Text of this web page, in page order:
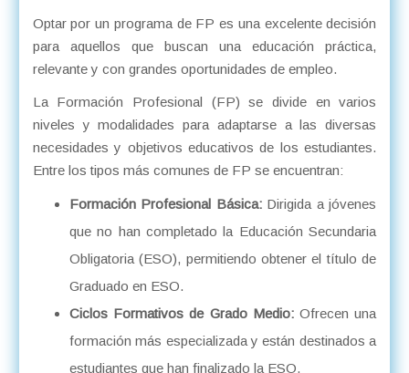
Optar por un programa de FP es una excelente decisión
para aquellos que buscan una educación práctica,
relevante y con grandes oportunidades de empleo.
La Formación Profesional (FP) se divide en varios
niveles y modalidades para adaptarse a las diversas
necesidades y objetivos educativos de los estudiantes.
Entre los tipos más comunes de FP se encuentran:
Formación Profesional Básica:Dirigida a jóvenes
que no han completado la Educación Secundaria
Obligatoria (ESO), permitiendo obtener el título de
Graduado en ESO.
Ciclos Formativos de Grado Medio:Ofrecen una
formación más especializada y están destinados a
estudiantes que han finalizado la ESO.